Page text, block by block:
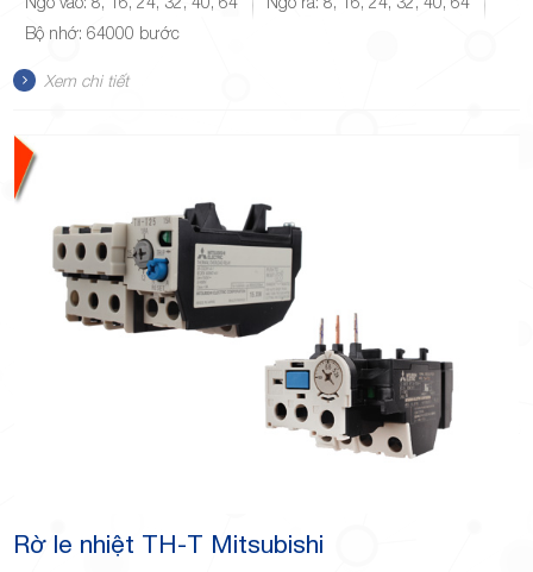
Bộ nhớ: 64000 bước
Xem chi tiết
Rờ le nhiệt TH-T Mitsubishi